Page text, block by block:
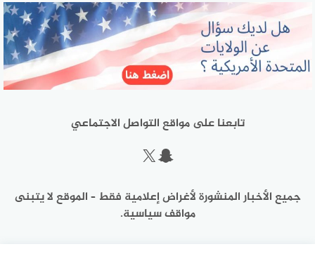
تابعنا على مواقع التواصل الاجتماعي
سناب شات
إكس
جميع الأخبار المنشورة لأغراض إعلامية فقط – الموقع لا يتبنى
مواقف سياسية.